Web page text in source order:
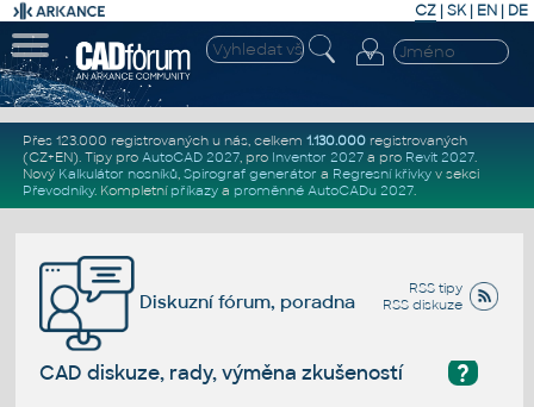
CZ | SK| EN | DE
Přes 123.000 registrovaných u nás, celkem 1.130.000registrovaných
(CZ+EN). Tipy pro AutoCAD 2027, pro Inventor 2027a pro Revit 2027.
Nový Kalkulátor nosníků, Spirograf generátor a Regresní křivkyv sekci
Převodníky. Kompletní příkazya proměnné AutoCADu 2027.
RSS tipy
RSS diskuze
Diskuzní fórum, poradna
?
CAD diskuze, rady, výměna zkušeností